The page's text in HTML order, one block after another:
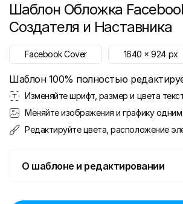
Шаблон Обложка
Создателя и Наставника
Facebook Cover 1640 x924 px
Шаблон 100% полностью
Изменяйте шрифт, размер и цвета
Меняйте изображения и графику одним
Редактируйте цвета, расположение
О шаблоне и редактировании